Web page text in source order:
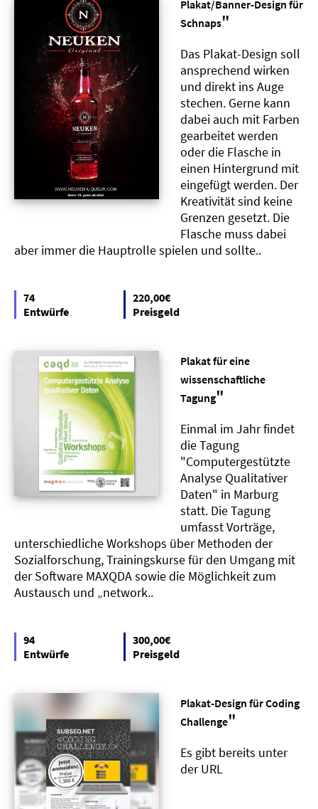
Plakat/Banner-Design für
Schnaps"
Das Plakat-Design soll
ansprechend wirken
und direkt ins Auge
stechen. Gerne kann
dabei auch mit Farben
gearbeitet werden
oder die Flasche in
einen Hintergrund mit
eingefügt werden. Der
Kreativität sind keine
Grenzen gesetzt. Die
Flasche muss dabei
aber immer die Hauptrolle spielen und sollte..
74
Entwürfe
220,00€
Preisgeld
Plakat für eine
wissenschaftliche
Tagung"
Einmal im Jahr findet
die Tagung
"Computergestützte
Analyse Qualitativer
Daten" in Marburg
statt. Die Tagung
umfasst Vorträge,
unterschiedliche Workshops über Methoden der
Sozialforschung, Trainingskurse für den Umgang mit
der Software MAXQDA sowie die Möglichkeit zum
Austausch und „network..
94
Entwürfe
300,00€
Preisgeld
Plakat-Design für Coding
Challenge"
Es gibt bereits unter
der URL